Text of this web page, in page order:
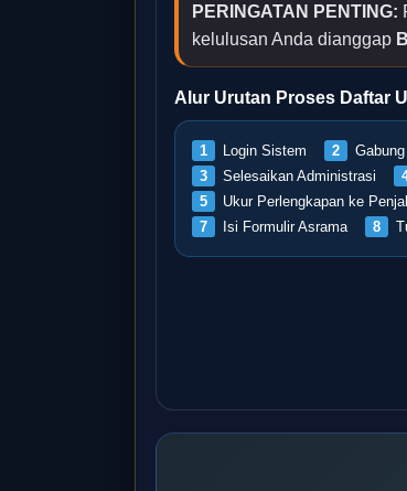
PERINGATAN PENTING:
kelulusan Anda dianggap
Alur Urutan Proses Daftar
1 Login Sistem 2
3
Selesaikan Administrasi
5
Ukur Perlengkapan ke
7
Isi Formulir Asrama 8